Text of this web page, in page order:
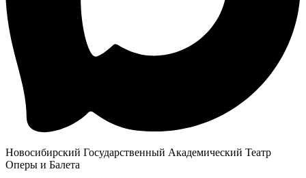
Новосибирский Государственный Академический Театр
Оперы и Балета